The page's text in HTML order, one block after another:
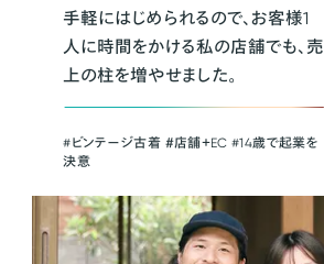
手軽にはじめられるので、お客様1
人に時間をかける私の店舗でも、売
上の柱を増やせました。
#ビンテージ古着 ＃店舗＋EC #14歳で起業を
決意